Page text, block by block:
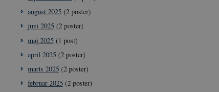
august 2025 (2 poster)
juni 2025 (2 poster)
maj 2025 (1 post)
april 2025 (2 poster)
marts 2025 (2 poster)
februar 2025 (2 poster)